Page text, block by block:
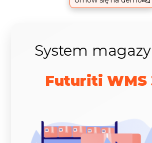
System
Futuriti WMS